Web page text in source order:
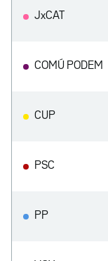
JxCAT
COMÚ PODEM
CUP
PSC
PP